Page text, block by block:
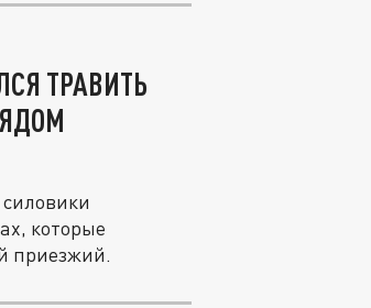
ТРАВИТЬ
которые
приезжий.